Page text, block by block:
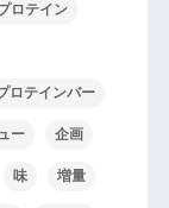
ロテイン
ロテインバー
ー 企画
味 増量